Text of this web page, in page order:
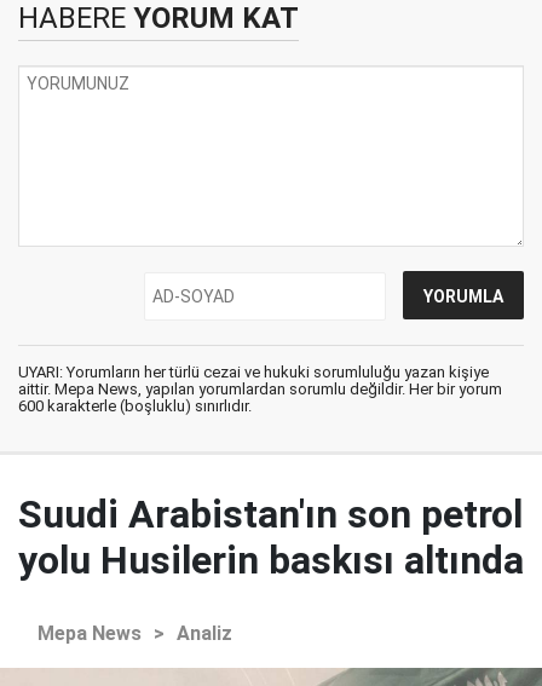
HABERE YORUM KAT
UYARI: Yorumların her türlü cezai ve hukuki sorumluluğu yazan kişiye
aittir. Mepa News, yapılan yorumlardan sorumlu değildir. Her bir yorum
600 karakterle (boşluklu) sınırlıdır.
Suudi Arabistan'ın son petrol
yolu Husilerin baskısı altında
Mepa News > Analiz